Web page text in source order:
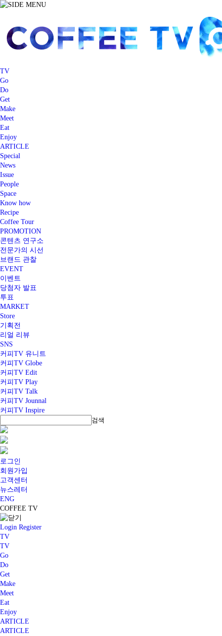
TV
Go
Do
Get
Make
Meet
Eat
Enjoy
ARTICLE
Special
News
Issue
People
Space
Know how
Recipe
Coffee Tour
PROMOTION
콘텐츠 연구소
전문가의 시선
브랜드 관찰
EVENT
이벤트
당첨자 발표
투표
MARKET
Store
기획전
리얼 리뷰
SNS
커피TV 유니트
커피TV Globe
커피TV Edit
커피TV Play
커피TV Talk
커피TV Jounnal
커피TV Inspire
검색
로그인
회원가입
고객센터
뉴스레터
ENG
COFFEE TV
Login Register
TV
TV
Go
Do
Get
Make
Meet
Eat
Enjoy
ARTICLE
ARTICLE